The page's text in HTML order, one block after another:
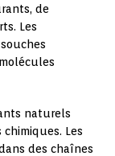
de
Les
naturels
Les
des chaînes